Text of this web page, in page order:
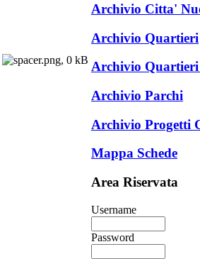
Archivio Citta'
Archivio Quartieri
Archivio
Archivio Parchi
Archivio Progetti
Mappa Schede
Area Riservata
Username
Password